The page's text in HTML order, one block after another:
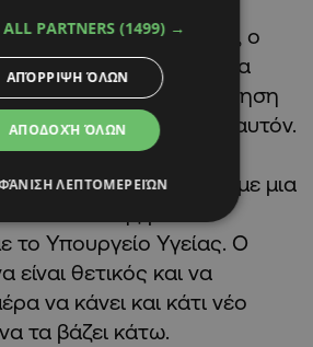
μέσα στα νοσοκομεία, ο
τα πόδια του, να
και πώς είναι, μια αίσθηση
είχε εξαφανιστεί γι’ αυτόν.
ανάκαμψη παραμένει
οι διαπραγματεύσεις με μια
μέσω
το Υπουργείο Υγείας. Ο
είναι θετικός και να
να κάνει και κάτι νέο
τα βάζει κάτω.
PARTNERS (1499) →
ΑΠΟΔΟΧΉ ΌΛΩΝ
ΑΠΌΡΡΙΨΗ ΌΛΩΝ
ΛΕΠΤΟΜΕΡΕΙΏΝ